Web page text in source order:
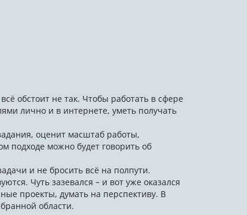
обстоит не так. Чтобы работать в сфере
лично и в интернете, уметь получать
оценит масштаб работы,
подходе можно будет говорить об
и не бросить всё на полпути.
Чуть зазевался – и вот уже оказался
проекты, думать на перспективу. В
области.